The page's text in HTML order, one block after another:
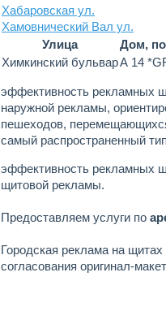
Хабаровская ул.
Хамовнический Вал ул.
Улица
Дом,
Химкинский бульварА 14
эффективность рекламных
наружной рекламы,
пешеходов,
самый распространенный
эффективность рекламных
щитовой рекламы.
Предоставляем услуги по
Городская реклама на
согласования оригинал-